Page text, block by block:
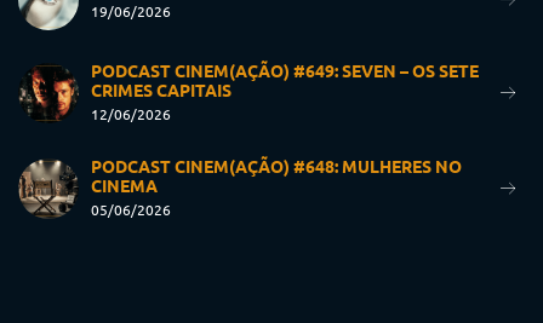
19/06/2026
PODCAST CINEM(AÇÃO) #649: SEVEN – OS SETE
CRIMES CAPITAIS
12/06/2026
PODCAST CINEM(AÇÃO) #648: MULHERES NO
CINEMA
05/06/2026